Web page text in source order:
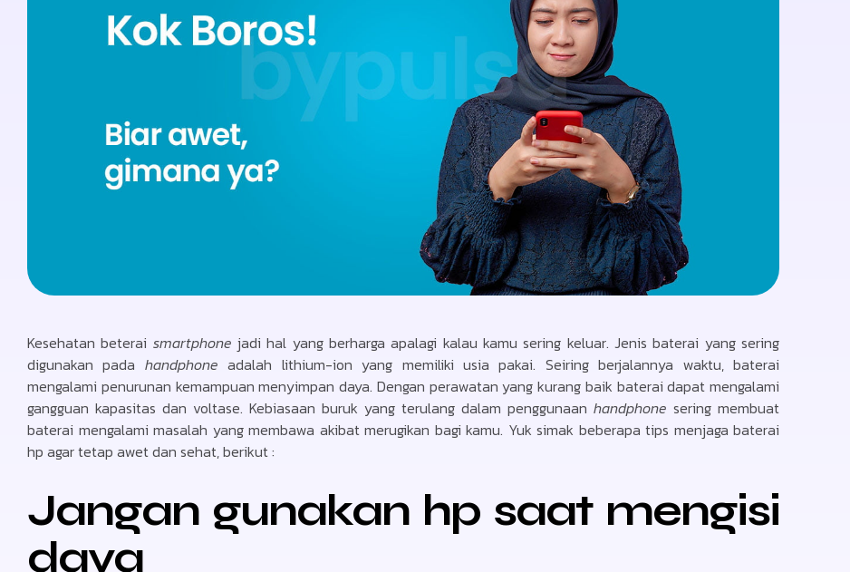
Kesehatan beterai smartphone jadi hal yang berharga apalagi kalau kamu sering keluar. Jenis baterai yang sering
digunakan pada handphoneadalah lithium-ion yang memiliki usia pakai. Seiring berjalannya waktu, baterai
mengalami penurunan kemampuan menyimpan daya. Dengan perawatan yang kurang baik baterai dapat mengalami
gangguan kapasitas dan voltase. Kebiasaan buruk yang terulang dalam penggunaan handphone sering membuat
baterai mengalami masalah yang membawa akibat merugikan bagi kamu. Yuk simak beberapa tips menjaga baterai
hp agar tetap awet dan sehat, berikut :
Jangan gunakan hp saat mengisi
daya